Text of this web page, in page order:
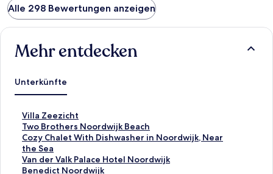
Alle 298 Bewertungen anzeigen
Mehr entdecken
Unterkünfte
Villa Zeezicht
L
i
n
k
,
d
Two Brothers Noordwijk Beach
L
i
n
k
,
Cozy Chalet With Dishwasher in Noordwijk, Near
the Sea
L
i
n
k
Van der Valk Palace Hotel Noordwijk
L
iBenedict Noordwijk
L